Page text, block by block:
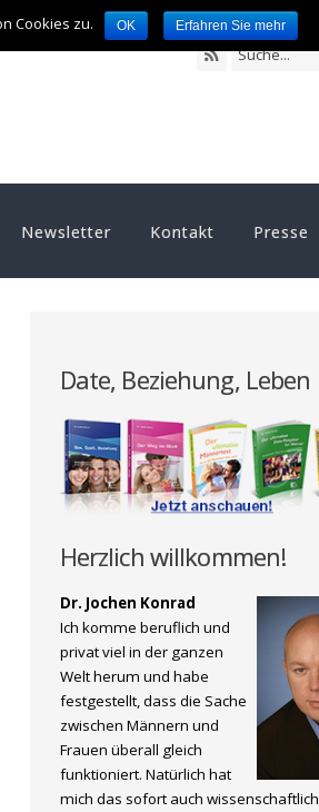
Newsletter Kontakt Presse
Date, Beziehung, Leben
Herzlich willkommen!
Dr. Jochen Konrad
Ich komme beruflich und
privat viel in der ganzen
Welt herum und habe
festgestellt, dass die Sache
zwischen Männern und
Frauen überall gleich
funktioniert. Natürlich hat
mich das sofort auch wissenschaftlich
Cookies zu. OK Erfahren Sie mehr